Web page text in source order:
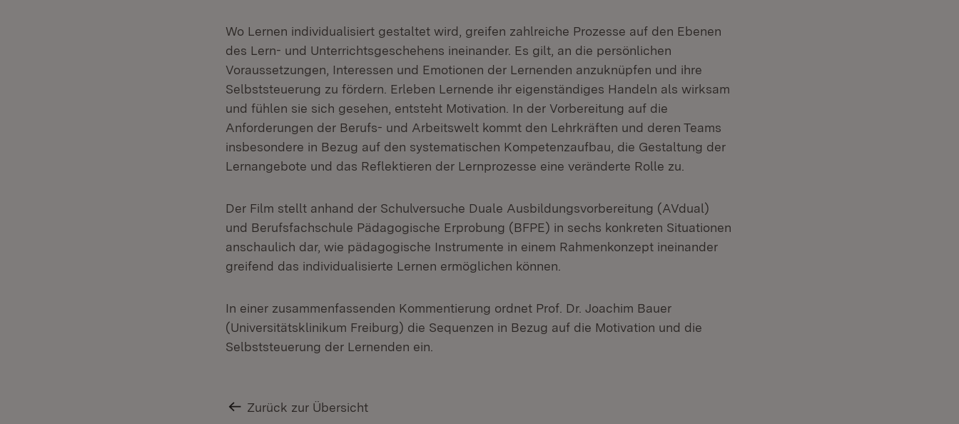
Wo Lernen individualisiert gestaltet wird, greifen zahlreiche Prozesse auf den Ebenen
des Lern- und Unterrichtsgeschehens ineinander. Es gilt, an die persönlichen
Voraussetzungen, Interessen und Emotionen der Lernenden anzuknüpfen und ihre
Selbststeuerung zu fördern. Erleben Lernende ihr eigenständiges Handeln als wirksam
und fühlen sie sich gesehen, entsteht Motivation. In der Vorbereitung auf die
Anforderungen der Berufs- und Arbeitswelt kommt den Lehrkräften und deren Teams
insbesondere in Bezug auf den systematischen Kompetenzaufbau, die Gestaltung der
Lernangebote und das Reflektieren der Lernprozesse eine veränderte Rolle zu.
Der Film stellt anhand der Schulversuche Duale Ausbildungsvorbereitung (AVdual)
und Berufsfachschule Pädagogische Erprobung (BFPE) in sechs konkreten Situationen
anschaulich dar, wie pädagogische Instrumente in einem Rahmenkonzept ineinander
greifend das individualisierte Lernen ermöglichen können.
In einer zusammenfassenden Kommentierung ordnet Prof. Dr. Joachim Bauer
(Universitätsklinikum Freiburg) die Sequenzen in Bezug auf die Motivation und die
Selbststeuerung der Lernenden ein.
Zurück zur Übersicht